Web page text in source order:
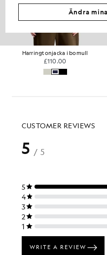
Harringtonjacka i bomull
£110.00
Ändra